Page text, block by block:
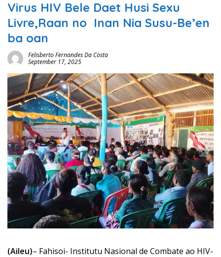
Virus HIV Bele Daet Husi Sexu
Livre,Raan no Inan Nia Susu-Be’en
ba oan
Felisberto Fernandes Da Costa
September 17, 2025
(Aileu)– Fahisoi- Institutu Nasional de Combate ao HIV-